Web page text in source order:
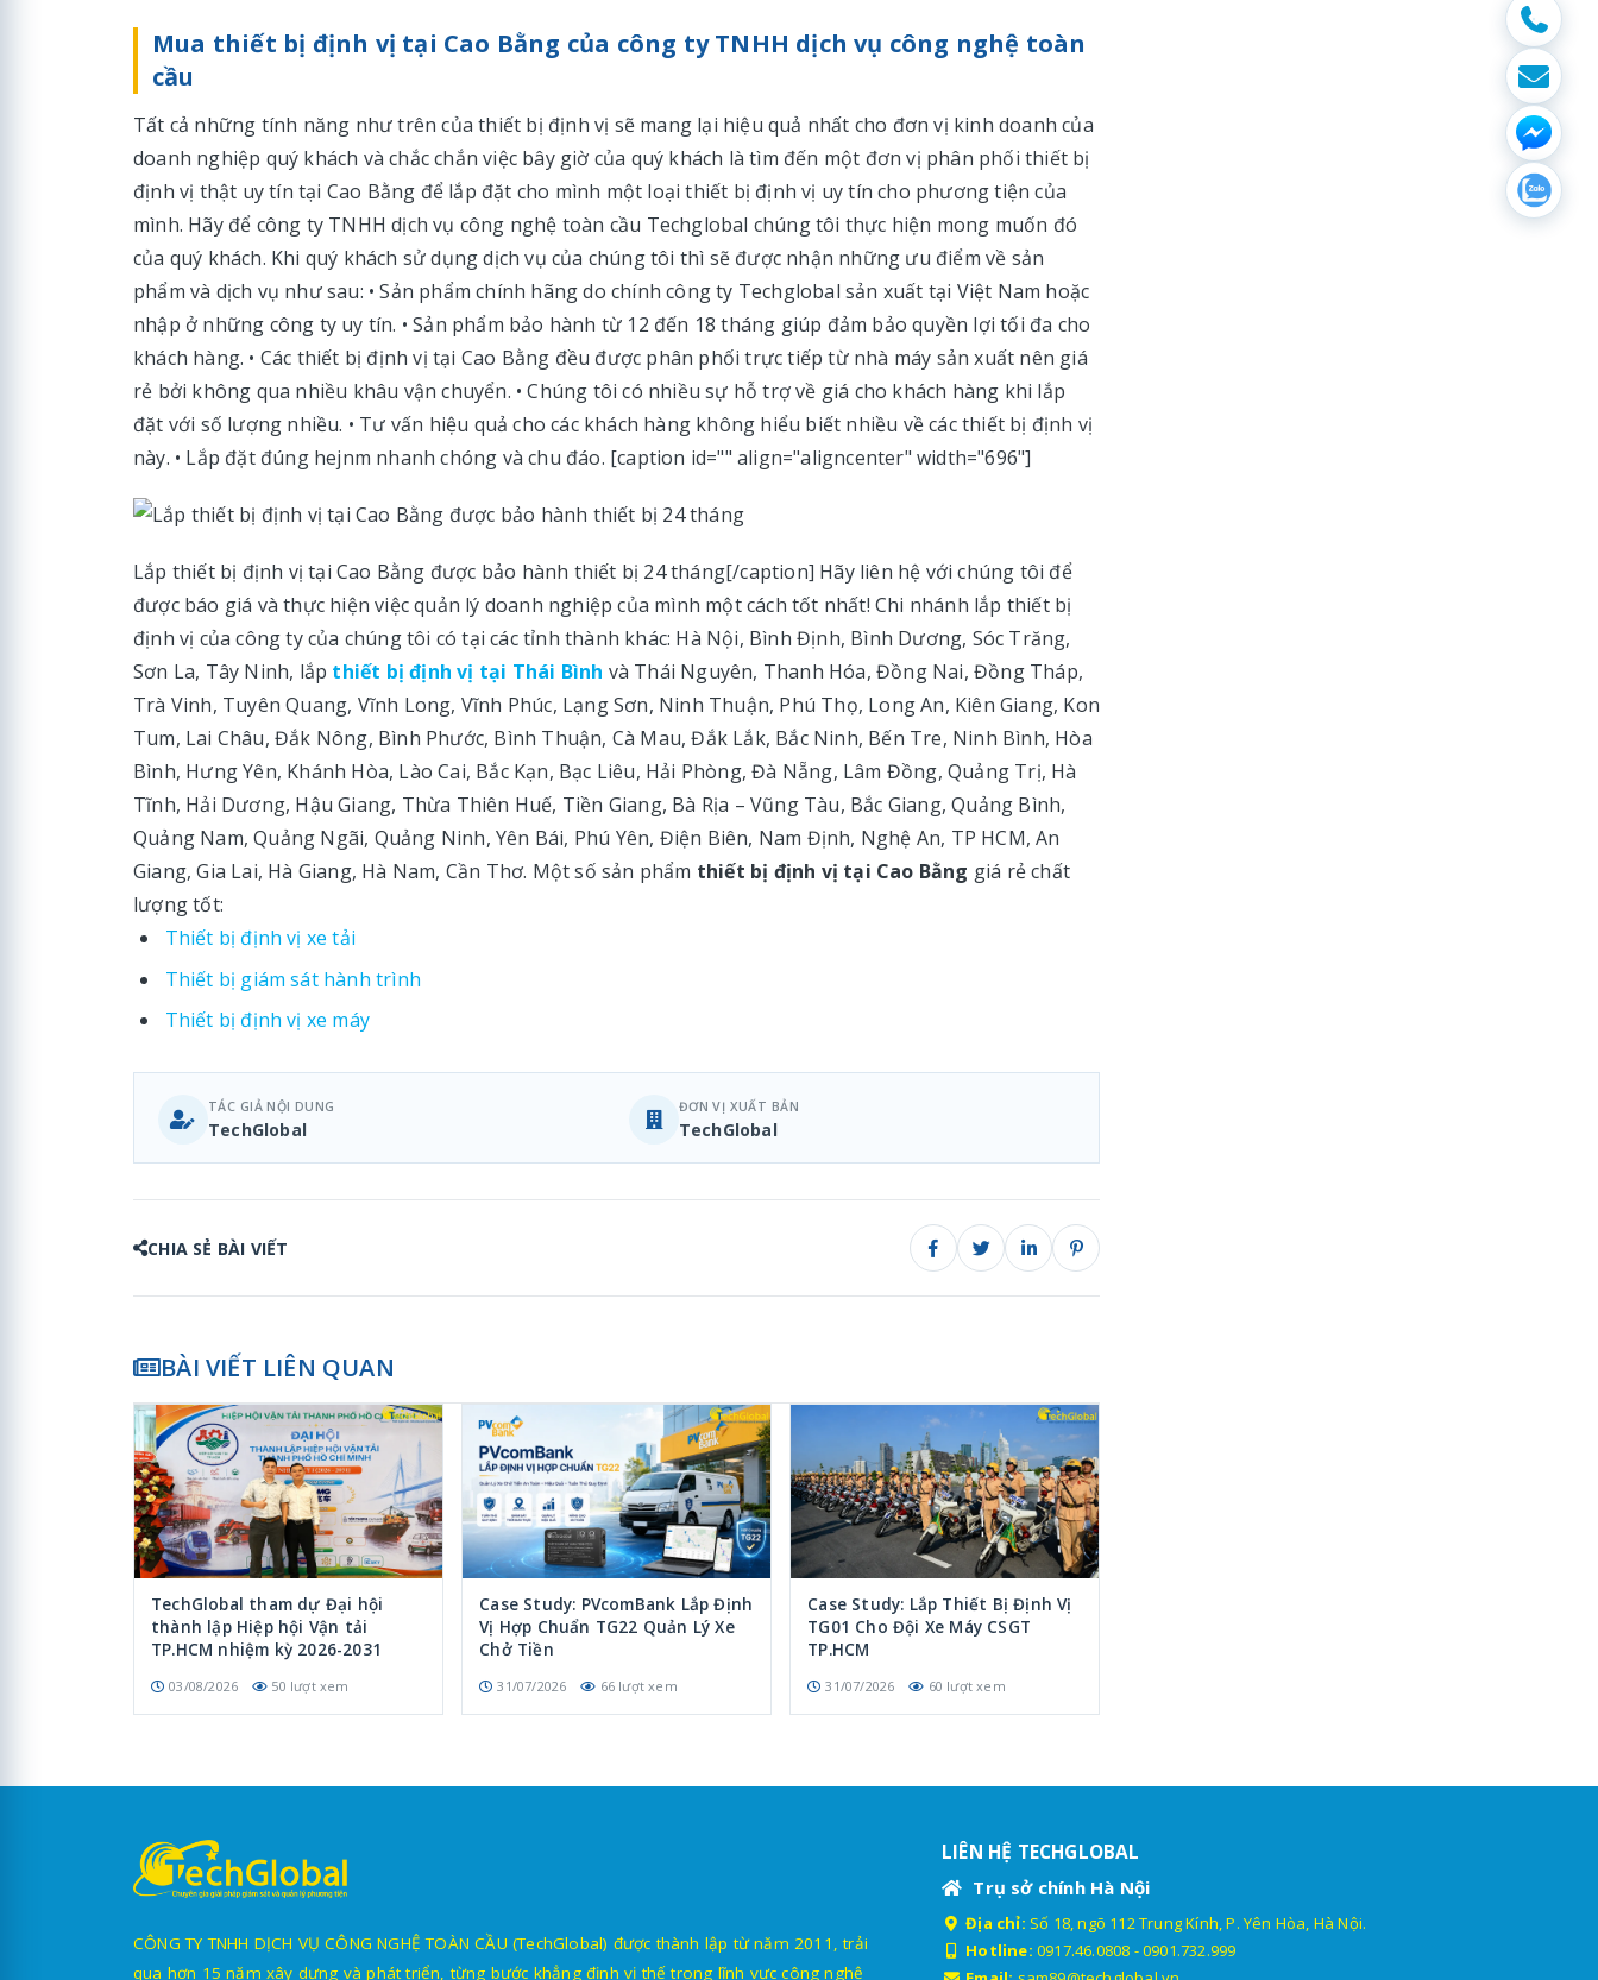
Mua thiết bị định vị tại Cao Bằng của công ty TNHH dịch vụ công nghệ toàn
cầu
Tất cả những tính năng như trên của thiết bị định vị sẽ mang lại hiệu quả nhất cho đơn vị kinh doanh của
doanh nghiệp quý khách và chắc chắn việc bây giờ của quý khách là tìm đến một đơn vị phân phối thiết bị
định vị thật uy tín tại Cao Bằng để lắp đặt cho mình một loại thiết bị định vị uy tín cho phương tiện của
mình. Hãy để công ty TNHH dịch vụ công nghệ toàn cầu Techglobal chúng tôi thực hiện mong muốn đó
của quý khách. Khi quý khách sử dụng dịch vụ của chúng tôi thì sẽ được nhận những ưu điểm về sản
phẩm và dịch vụ như sau: • Sản phẩm chính hãng do chính công ty Techglobal sản xuất tại Việt Nam hoặc
nhập ở những công ty uy tín. • Sản phẩm bảo hành từ 12 đến 18 tháng giúp đảm bảo quyền lợi tối đa cho
khách hàng. • Các thiết bị định vị tại Cao Bằng đều được phân phối trực tiếp từ nhà máy sản xuất nên giá
rẻ bởi không qua nhiều khâu vận chuyển. • Chúng tôi có nhiều sự hỗ trợ về giá cho khách hàng khi lắp
đặt với số lượng nhiều. • Tư vấn hiệu quả cho các khách hàng không hiểu biết nhiều về các thiết bị định vị
này. • Lắp đặt đúng hejnm nhanh chóng và chu đáo. [caption id="" align="aligncenter" width="696"]
Lắp thiết bị định vị tại Cao Bằng được bảo hành thiết bị 24 tháng[/caption] Hãy liên hệ với chúng tôi để
được báo giá và thực hiện việc quản lý doanh nghiệp của mình một cách tốt nhất! Chi nhánh lắp thiết bị
định vị của công ty của chúng tôi có tại các tỉnh thành khác: Hà Nội, Bình Định, Bình Dương, Sóc Trăng,
Sơn La, Tây Ninh, lắp thiết bị định vị tại Thái Bình và Thái Nguyên, Thanh Hóa, Đồng Nai, Đồng Tháp,
Trà Vinh, Tuyên Quang, Vĩnh Long, Vĩnh Phúc, Lạng Sơn, Ninh Thuận, Phú Thọ, Long An, Kiên Giang, Kon
Tum, Lai Châu, Đắk Nông, Bình Phước, Bình Thuận, Cà Mau, Đắk Lắk, Bắc Ninh, Bến Tre, Ninh Bình, Hòa
Bình, Hưng Yên, Khánh Hòa, Lào Cai, Bắc Kạn, Bạc Liêu, Hải Phòng, Đà Nẵng, Lâm Đồng, Quảng Trị, Hà
Tĩnh, Hải Dương, Hậu Giang, Thừa Thiên Huế, Tiền Giang, Bà Rịa – Vũng Tàu, Bắc Giang, Quảng Bình,
Quảng Nam, Quảng Ngãi, Quảng Ninh, Yên Bái, Phú Yên, Điện Biên, Nam Định, Nghệ An, TP HCM, An
Giang, Gia Lai, Hà Giang, Hà Nam, Cần Thơ. Một số sản phẩm thiết bị định vị tại Cao Bằng giá rẻ chất
lượng tốt:
Thiết bị định vị xe tải
Thiết bị giám sát hành trình
Thiết bị định vị xe máy
TÁC GIẢ NỘI DUNG
TechGlobal
ĐƠN VỊ XUẤT BẢN
TechGlobal
CHIA SẺ BÀI VIẾT
BÀI VIẾT LIÊN QUAN
TechGlobal tham dự Đại hội
thành lập Hiệp hội Vận tải
TP.HCM nhiệm kỳ 2026-2031
03/08/2026 50 lượt xem
Case Study: PVcomBank Lắp Định
Vị Hợp Chuẩn TG22 Quản Lý Xe
Chở Tiền
31/07/2026 66 lượt xem
Case Study: Lắp Thiết Bị Định Vị
TG01 Cho Đội Xe Máy CSGT
TP.HCM
31/07/2026 60 lượt xem
CÔNG TY TNHH DỊCH VỤ CÔNG NGHỆ TOÀN CẦU (TechGlobal) được thành lập từ năm 2011, trải
qua hơn 15 năm xây dựng và phát triển, từng bước khẳng định vị thế trong lĩnh vực công nghệ
LIÊN HỆ TECHGLOBAL
Trụ sở chính Hà Nội
Địa chỉ: Số 18, ngõ 112 Trung Kính, P. Yên Hòa, Hà Nội.
Hotline: 0917.46.0808 -0901.732.999